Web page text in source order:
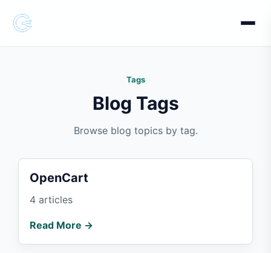
Tags
Blog Tags
Browse blog topics by tag.
OpenCart
4 articles
Read More →